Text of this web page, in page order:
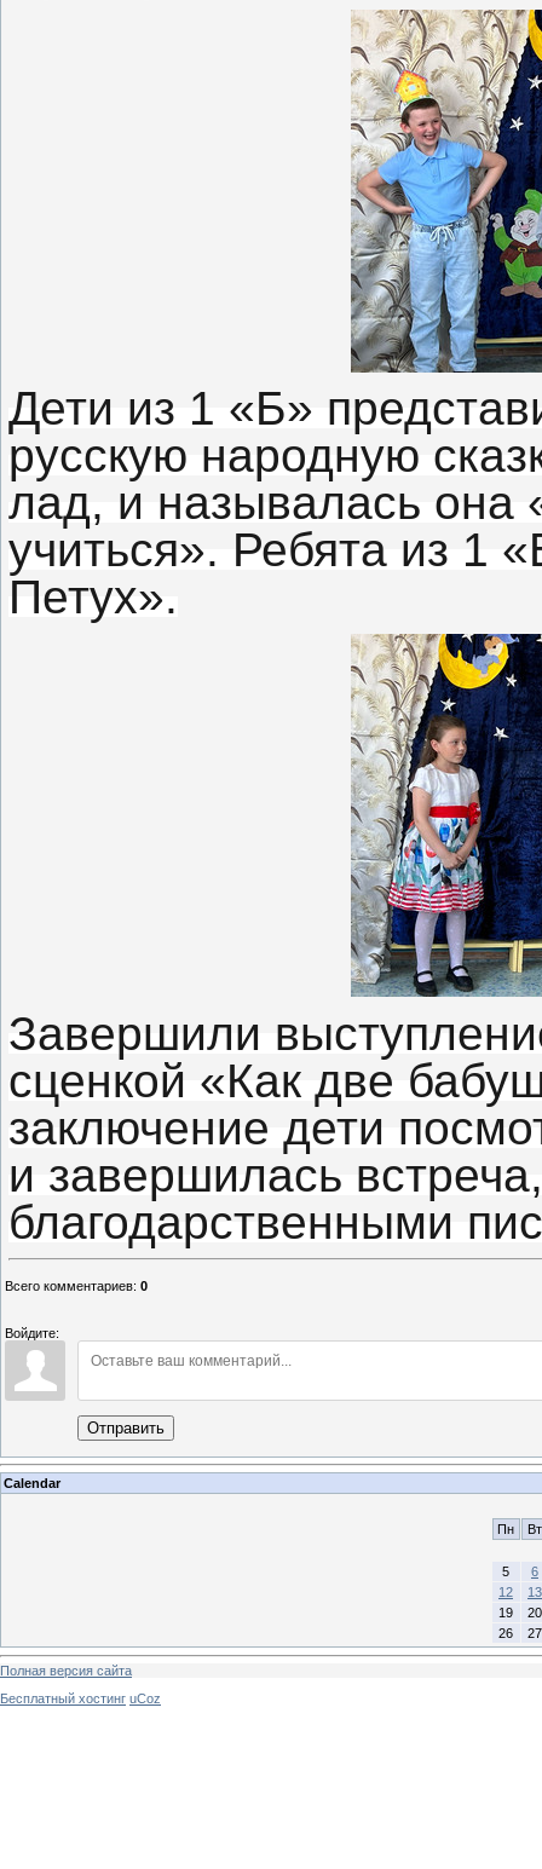
Дети из 1 «Б»
русскую народную
лад, и называлась она
учиться». Ребята из 1
Петух».
Завершили
сценкой «Как две
заключение дети
и завершилась
благодарственными
Всего комментариев: 0
Войдите:
Отправить
Calendar
Пн Вт
5
6
12
13
19
20
26
27
Полная версия сайта
Бесплатный хостинг uCoz